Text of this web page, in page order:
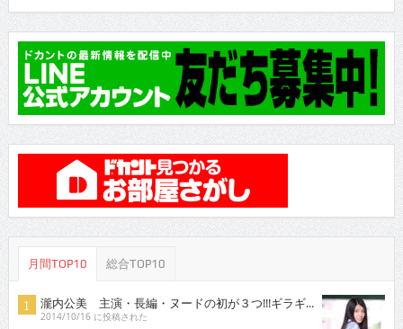
月間TOP10 総合TOP10
瀧内公美 主演・長編・ヌードの初が３つ!!!ギラギ...
2014/10/16 に投稿された